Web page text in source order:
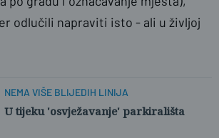
odlučili napraviti isto - ali u življoj
NEMA VIŠE BLIJEDIH LINIJA
U tijeku 'osvježavanje' parkirališta